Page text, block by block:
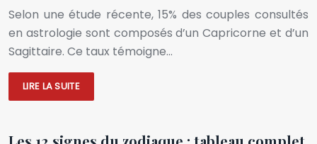
Selon une étude récente, 15% des couples consultés
en astrologie sont composés d’un Capricorne et d’un
Sagittaire. Ce taux témoigne…
LIRE LA SUITE